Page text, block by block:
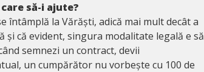
să-i ajute?
întâmplă la Vărăști, adică mai mult decât a
că evident, singura modalitate legală e să
semnezi un contract, devii
un cumpărător nu vorbește cu 100 de